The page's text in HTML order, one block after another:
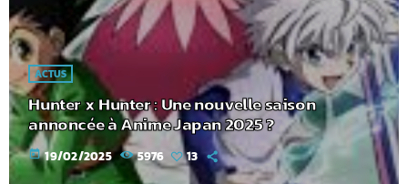
ACTUS
Hunter x Hunter : Une nouvelle saison
annoncée à Anime Japan 2025 ?
today 19/02/2025 5976 13